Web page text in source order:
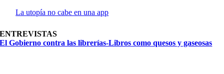
La utopía no cabe en una app
ENTREVISTAS
El Gobierno contra las librerías-Libros como quesos y gaseosas